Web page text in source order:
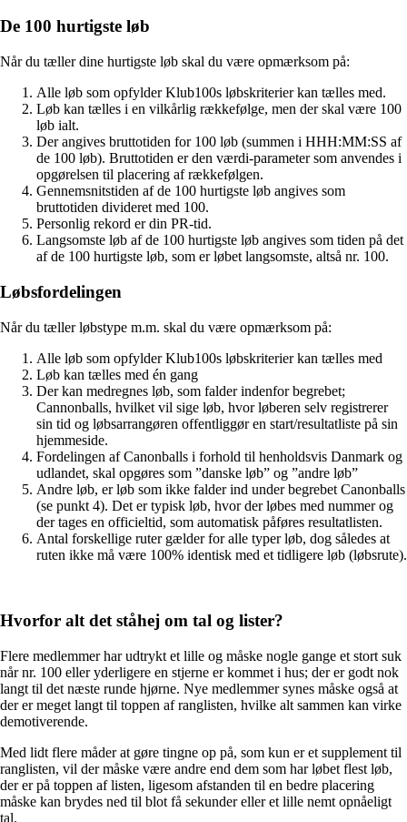
De 100 hurtigste løb
Når du tæller dine hurtigste løb skal du være opmærksom på:
Alle løb som opfylder Klub100s løbskriterier kan tælles med.
Løb kan tælles i en vilkårlig rækkefølge, men der skal være 100
løb ialt.
Der angives bruttotiden for 100 løb (summen i HHH:MM:SS af
de 100 løb). Bruttotiden er den værdi-parameter som anvendes i
opgørelsen til placering af rækkefølgen.
Gennemsnitstiden af de 100 hurtigste løb angives som
bruttotiden divideret med 100.
Personlig rekord er din PR-tid.
Langsomste løb af de 100 hurtigste løb angives som tiden på det
af de 100 hurtigste løb, som er løbet langsomste, altså nr. 100.
Løbsfordelingen
Når du tæller løbstype m.m. skal du være opmærksom på:
Alle løb som opfylder Klub100s løbskriterier kan tælles med
Løb kan tælles med én gang
Der kan medregnes løb, som falder indenfor begrebet;
Cannonballs, hvilket vil sige løb, hvor løberen selv registrerer
sin tid og løbsarrangøren offentliggør en start/resultatliste på sin
hjemmeside.
Fordelingen af Canonballs i forhold til henholdsvis Danmark og
udlandet, skal opgøres som ”danske løb” og ”andre løb”
Andre løb, er løb som ikke falder ind under begrebet Canonballs
(se punkt 4). Det er typisk løb, hvor der løbes med nummer og
der tages en officieltid, som automatisk påføres resultatlisten.
Antal forskellige ruter gælder for alle typer løb, dog således at
ruten ikke må være 100% identisk med et tidligere løb (løbsrute).
Hvorfor alt det ståhej om tal og lister?
Flere medlemmer har udtrykt et lille og måske nogle gange et stort suk
når nr. 100 eller yderligere en stjerne er kommet i hus; der er godt nok
langt til det næste runde hjørne. Nye medlemmer synes måske også at
der er meget langt til toppen af ranglisten, hvilke alt sammen kan virke
demotiverende.
Med lidt flere måder at gøre tingne op på, som kun er et supplement til
ranglisten, vil der måske være andre end dem som har løbet flest løb,
der er på toppen af listen, ligesom afstanden til en bedre placering
måske kan brydes ned til blot få sekunder eller et lille nemt opnåeligt
tal.